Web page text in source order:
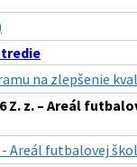
na zlepšenie
Z. z. – Areál
Areál futbalovej